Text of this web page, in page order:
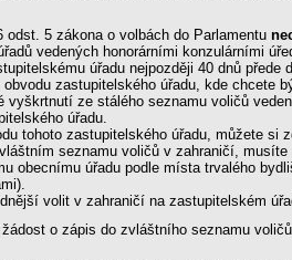
odst. 5 zákona o volbách do Parlamentu
vedených honorárními konzulárními
úřadu nejpozději 40 dnů
zastupitelského úřadu, kde chcete
ze stálého seznamu voličů
úřadu.
tohoto zastupitelského úřadu, můžete si
seznamu voličů v zahraničí,
obecnímu úřadu podle místa trvalého
volit v zahraničí na zastupitelském
žádost o zápis do zvláštního seznamu